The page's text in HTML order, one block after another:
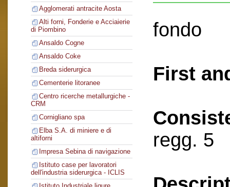
Agglomerati antracite Aosta
Alti forni, Fonderie e Acciaierie
di Piombino
Ansaldo Cogne
Ansaldo Coke
Breda siderurgica
Cementerie litoranee
Centro ricerche metallurgiche -
CRM
Cornigliano spa
Elba S.A. di miniere e di
altiforni
Impresa Sebina di navigazione
Istituto case per lavoratori
dell'industria siderurgica - ICLIS
fondo
First
regg. 5